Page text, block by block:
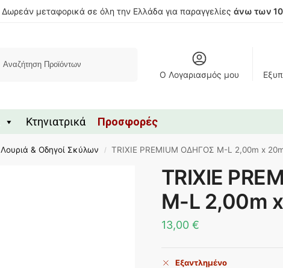
Δωρεάν μεταφορικά σε όλη την Ελλάδα για παραγγελίες άνω των
Ο Λογαριασμός μου
Κτηνιατρικά Προσφορές
Λουριά & Οδηγοί Σκύλων / TRIXIE PREMIUM ΟΔΗΓΟΣ M-L 2,00m x
TRIXIE
M-L 2,00m
13,00 €
Εξαντλημένο